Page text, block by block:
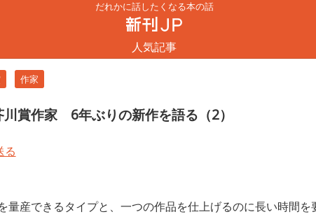
だれかに話したくなる本の話
人気記事
作家
川賞作家 6年ぶりの新作を語る（2）
産できるタイプと、一つの作品を仕上げるのに長い時間を